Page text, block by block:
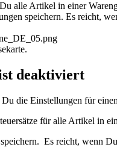
alle Artikel in einer
speichern. Es reicht,
deaktiviert
die Einstellungen für
für alle Artikel in
Es reicht, wenn